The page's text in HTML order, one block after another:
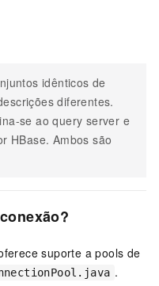
idênticos de
diferentes.
se ao query server e
HBase. Ambos são
suporte a pools de
.